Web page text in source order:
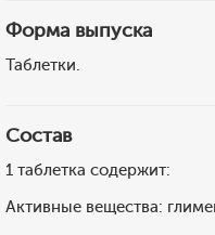
Форма выпуска
Таблетки.
Состав
1 таблетка содержит:
Активные вещества: